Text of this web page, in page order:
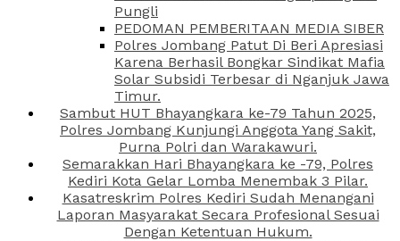
Pungli
PEDOMAN PEMBERITAAN MEDIA SIBER
Polres Jombang Patut Di Beri Apresiasi
Karena Berhasil Bongkar Sindikat Mafia
Solar Subsidi Terbesar di Nganjuk Jawa
Timur.
Sambut HUT Bhayangkara ke-79 Tahun 2025,
Polres Jombang Kunjungi Anggota Yang Sakit,
Purna Polri dan Warakawuri.
Semarakkan Hari Bhayangkara ke -79, Polres
Kediri Kota Gelar Lomba Menembak 3 Pilar.
Kasatreskrim Polres Kediri Sudah Menangani
Laporan Masyarakat Secara Profesional Sesuai
Dengan Ketentuan Hukum.